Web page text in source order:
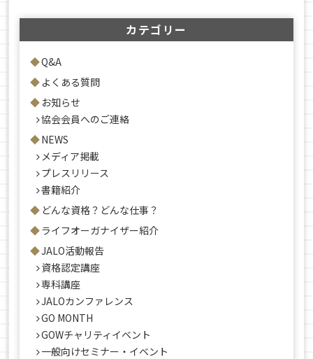
カテゴリー
Q&A
よくある質問
お知らせ
協会会員へのご連絡
NEWS
メディア掲載
プレスリリース
書籍紹介
どんな資格？どんな仕事？
ライフオーガナイザー紹介
JALO活動報告
資格認定講座
専科講座
JALOカンファレンス
GO MONTH
GOWチャリティイベント
一般向けセミナー・イベント